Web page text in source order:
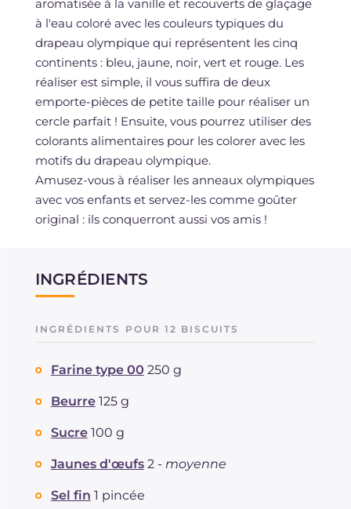
aromatisée à la vanille et recouverts de glaçage
à l'eau coloré avec les couleurs typiques du
drapeau olympique qui représentent les cinq
continents : bleu, jaune, noir, vert et rouge. Les
réaliser est simple, il vous suffira de deux
emporte-pièces de petite taille pour réaliser un
cercle parfait ! Ensuite, vous pourrez utiliser des
colorants alimentaires pour les colorer avec les
motifs du drapeau olympique.
Amusez-vous à réaliser les anneaux olympiques
avec vos enfants et servez-les comme goûter
original : ils conquerront aussi vos amis !
INGRÉDIENTS
INGRÉDIENTS POUR 12 BISCUITS
Farine type 00 250 g
Beurre 125 g
Sucre 100 g
Jaunes d'œufs 2 - moyenne
Sel fin 1 pincée